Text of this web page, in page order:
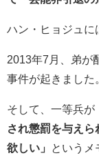
ハン・ヒョジュに
2013年7 月、弟が
事件が起きました
そして、一等兵が
され懲罰を与え
欲しい」
というメ